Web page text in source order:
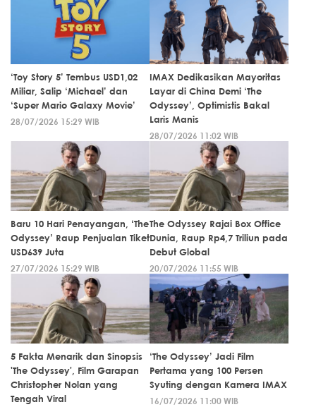
‘Toy Story 5’ Tembus USD1,02
Miliar, Salip ‘Michael’ dan
‘Super Mario Galaxy Movie’
28/07/2026 15:29 WIB
IMAX Dedikasikan Mayoritas
Layar di China Demi ‘The
Odyssey’, Optimistis Bakal
Laris Manis
28/07/2026 11:02 WIB
Baru 10 Hari Penayangan, ‘The
Odyssey’ Raup Penjualan Tiket
USD639 Juta
27/07/2026 15:29 WIB
The Odyssey Rajai Box Office
Dunia, Raup Rp4,7 Triliun pada
Debut Global
20/07/2026 11:55 WIB
5 Fakta Menarik dan Sinopsis
'The Odyssey', Film Garapan
Christopher Nolan yang
Tengah Viral
‘The Odyssey’ Jadi Film
Pertama yang 100 Persen
Syuting dengan Kamera IMAX
16/07/2026 11:00 WIB